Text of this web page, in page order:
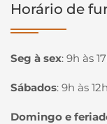
Horário de
Seg à sex: 9h às
Sábados: 9h às 12h
Domingo e